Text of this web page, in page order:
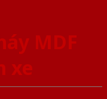
MDF
xe